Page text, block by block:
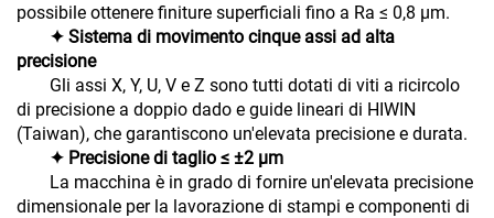
possibile ottenere finiture superficiali fino a Ra ≤ 0,8 μm.
✦ Sistema di movimento cinque assi ad alta
precisione
Gli assi X, Y, U, V e Z sono tutti dotati di viti a ricircolo
di precisione a doppio dado e guide lineari di HIWIN
(Taiwan), che garantiscono un'elevata precisione e durata.
✦ Precisione di taglio ≤ ±2 μm
La macchina è in grado di fornire un'elevata precisione
dimensionale per la lavorazione di stampi e componenti di